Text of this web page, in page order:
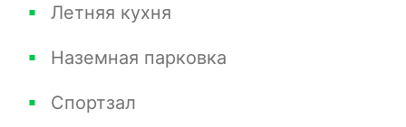
Летняя кухня
Наземная парковка
Спортзал